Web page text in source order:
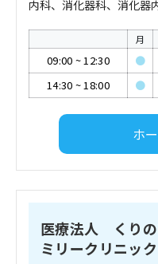
内科、消化器科、消化器
月
09:00 ~12:30 ●
14:30 ~18:00 ●
ホ
医療法人 くり
ミリークリニック